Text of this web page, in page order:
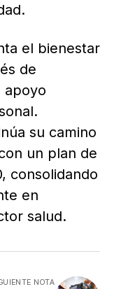
el bienestar
de
apoyo
su camino
un plan de
consolidando
en
salud.
NOTA